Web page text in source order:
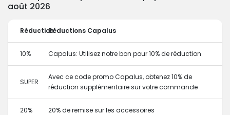
août 2026
RéductionRéductions Capalus
10% Capalus: Utilisez notre bon pour 10% de réduction
SUPER
Avec ce code promo Capalus, obtenez 10% de
réduction supplémentaire sur votre commande
20% 20% de remise sur les accessoires